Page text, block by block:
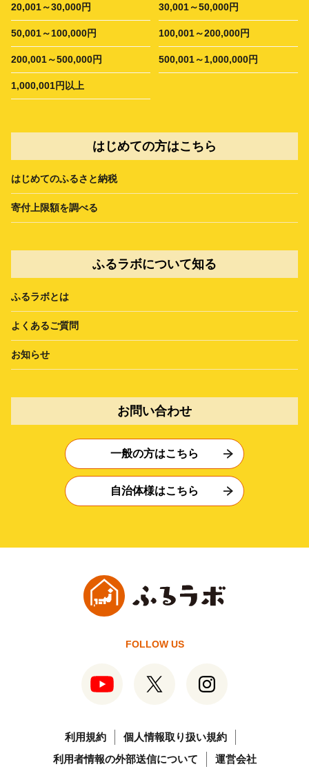
20,001～30,000円 30,001～50,000円
50,001～100,000円 100,001～200,000円
200,001～500,000円 500,001～1,000,000円
1,000,001円以上
はじめての方はこちら
はじめてのふるさと納税
寄付上限額を調べる
ふるラボについて知る
ふるラボとは
よくあるご質問
お知らせ
お問い合わせ
一般の方はこちら
自治体様はこちら
FOLLOW US
利用規約
個人情報取り扱い規約
利用者情報の外部送信について
運営会社